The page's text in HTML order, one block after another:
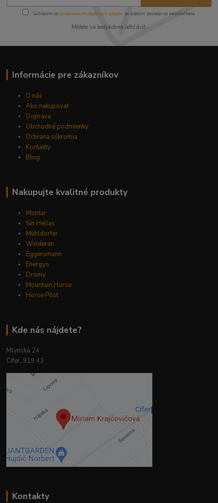
Súhlasím sospracovaním osobných údajov za účelom zasielania newslettera.
Môžete sa kedykoľvek odhlásiť.
Informácie pre zákazníkov
O nás
Ako nakupovať
Doprava
Obchodné podmienky
Ochrana súkromia
Kontakty
Blog
Nakupujte kvalitné produkty
Montar
Sin Hellas
Mühldorfer
Winderen
Eggersmann
Energys
Dromy
Mountain Horse
Horse Pilot
Kde nás nájdete?
Mlynská 24
Cífer, 919 43
Kontakty